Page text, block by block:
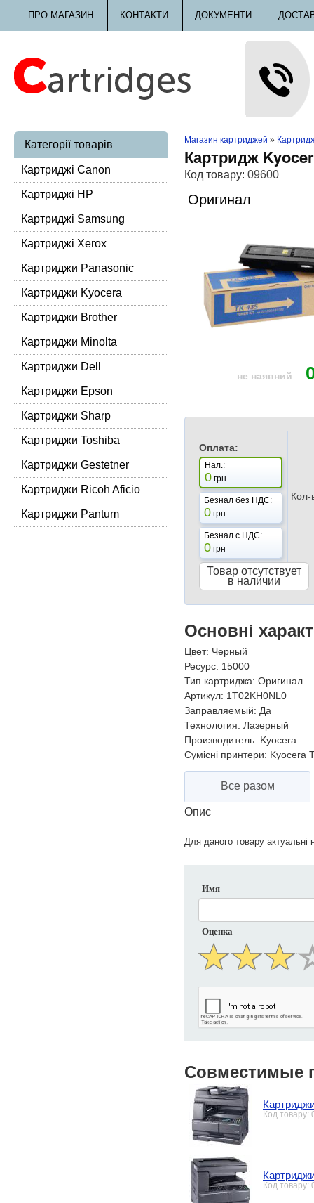
ПРО МАГАЗИН КОНТАКТИ ДОКУМЕНТИ
Категорії товарів
Картриджі Canon
Картриджі HP
Картриджі Samsung
Картриджі Xerox
Картриджи Panasonic
Картриджи Kyocera
Картриджи Brother
Картриджи Minolta
Картриджи Dell
Картриджи Epson
Картриджи Sharp
Картриджи Toshiba
Картриджи Gestetner
Картриджи Ricoh Aficio
Картриджи Pantum
Магазин картриджей »
Картридж
Код товару: 09600
Оригинал
не наявний
Оплата:
Нал.:
0 грн
Безнал без НДС:
0 грн
Безнал с НДС:
0 грн
Товар отсутствует
в наличии
Основні
Цвет: Черный
Ресурс: 15000
Тип картриджа: Оригинал
Артикул: 1T02KH0NL0
Заправляемый: Да
Технология: Лазерный
Производитель: Kyocera
Сумісні принтери: Kyocera
Все разом
Опис
Для даного товару актуальні
Имя
Оценка
Совместимые
Код товару:
Код товару: